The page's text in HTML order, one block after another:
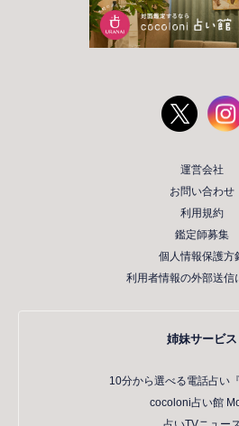
運営会社
お問い合わせ
利用規約
鑑定師募集
個人情報保護方
利用者情報の外部送信
姉妹サービス
10分から選べる電話占い
cocoloni占い館